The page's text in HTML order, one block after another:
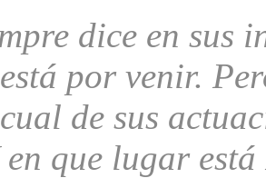
dice en sus
por venir.
de sus
que lugar